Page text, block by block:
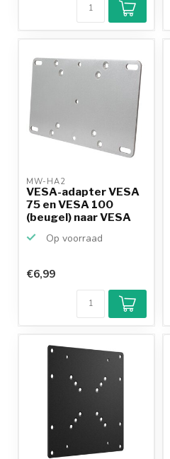
MW-HA2
VESA-adapter VESA
75 en VESA 100
(beugel) naar VESA
Op voorraad
€6,99